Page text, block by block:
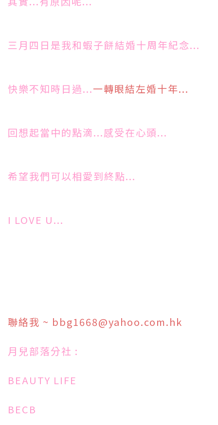
三月四日是我和蝦子餅結婚十周年紀念...
快樂不知時日過...一轉眼結左婚十年...
回想起當中的點滴...感受在心頭...
希望我們可以相愛到終點...
I LOVE U...
聯絡我 ~ bbg1668@yahoo.com.hk
月兒部落分社 :
BEAUTY LIFE
BECB